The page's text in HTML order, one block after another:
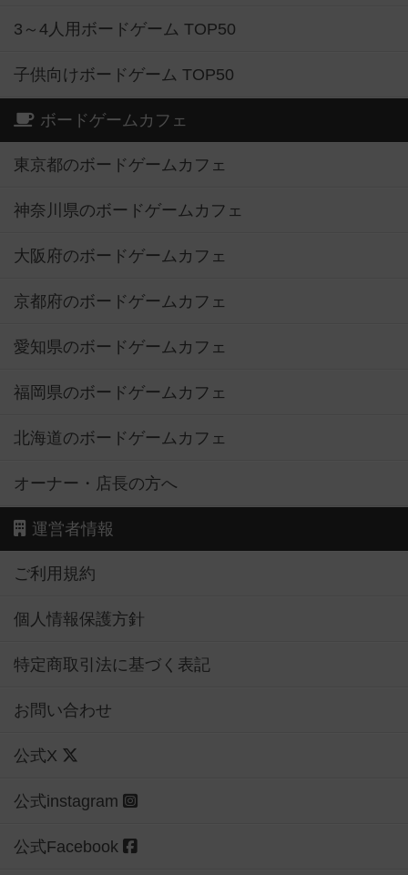
3～4人用ボードゲーム TOP50
子供向けボードゲーム TOP50
ボードゲームカフェ
東京都のボードゲームカフェ
神奈川県のボードゲームカフェ
大阪府のボードゲームカフェ
京都府のボードゲームカフェ
愛知県のボードゲームカフェ
福岡県のボードゲームカフェ
北海道のボードゲームカフェ
オーナー・店長の方へ
運営者情報
ご利用規約
個人情報保護方針
特定商取引法に基づく表記
お問い合わせ
公式X
公式instagram
公式Facebook